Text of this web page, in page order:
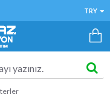
TRY